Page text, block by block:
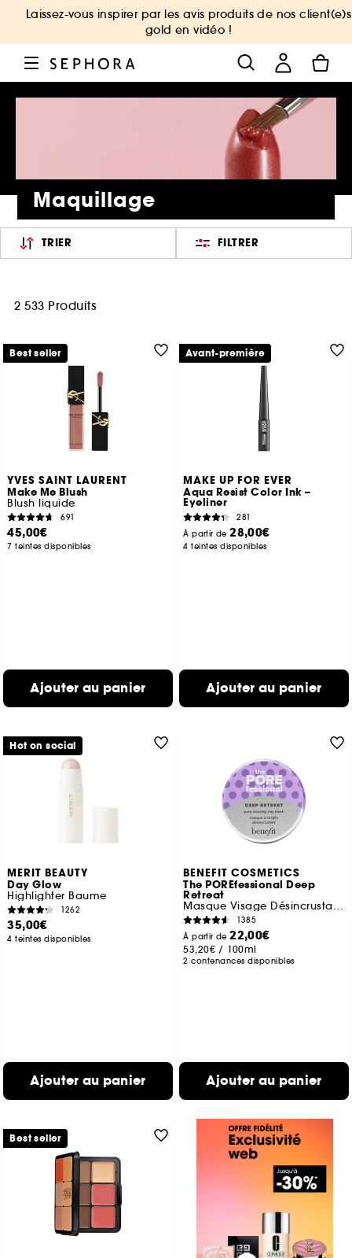
Laissez-vous inspirer par les avis produits de nos client(e)s
gold en vidéo !
Maquillage
TRIER FILTRER
2 533 Produits
YVES SAINT LAURENT
Make Me Blush
Blush liquide
691
45,00€
7 teintes disponibles
Ajouter au panier
Best seller
MAKE UP FOR EVER
Aqua Resist Color Ink –
Eyeliner
281
À partir de28,00€
4 teintes disponibles
Ajouter au panier
Avant-première
MERIT BEAUTY
Day Glow
Highlighter Baume
1262
35,00€
4 teintes disponibles
Ajouter au panier
Hot on social
BENEFIT COSMETICS
The POREfessional Deep
Retreat
Masque Visage Désincrustant à l'Argile
1385
À partir de22,00€
53,20€ / 100ml
2 contenances disponibles
Ajouter au panier
Best seller